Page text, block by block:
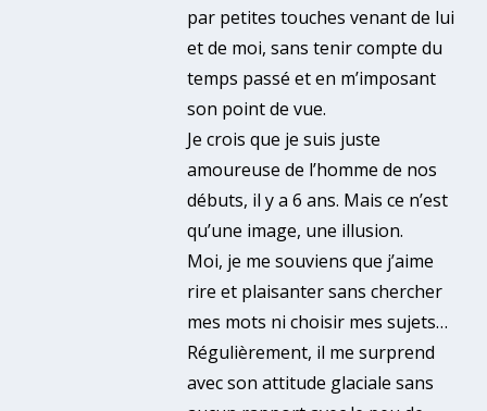
par petites touches venant de lui
et de moi, sans tenir compte du
temps passé et en m’imposant
son point de vue.
Je crois que je suis juste
amoureuse de l’homme de nos
débuts, il y a 6 ans. Mais ce n’est
qu’une image, une illusion.
Moi, je me souviens que j’aime
rire et plaisanter sans chercher
mes mots ni choisir mes sujets…
Régulièrement, il me surprend
avec son attitude glaciale sans